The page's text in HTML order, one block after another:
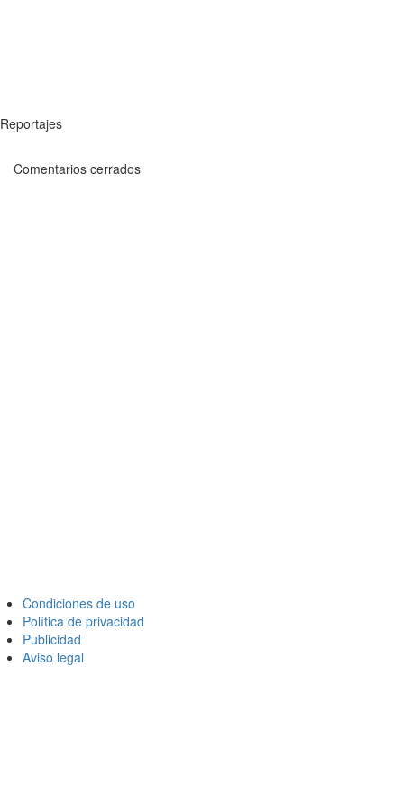
Reportajes
Comentarios cerrados
Condiciones de uso
Política de privacidad
Publicidad
Aviso legal